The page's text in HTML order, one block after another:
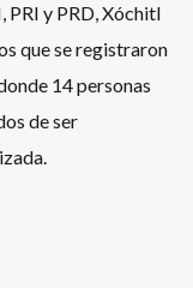
PRI y PRD, Xóchitl
que se registraron
14 personas
de ser